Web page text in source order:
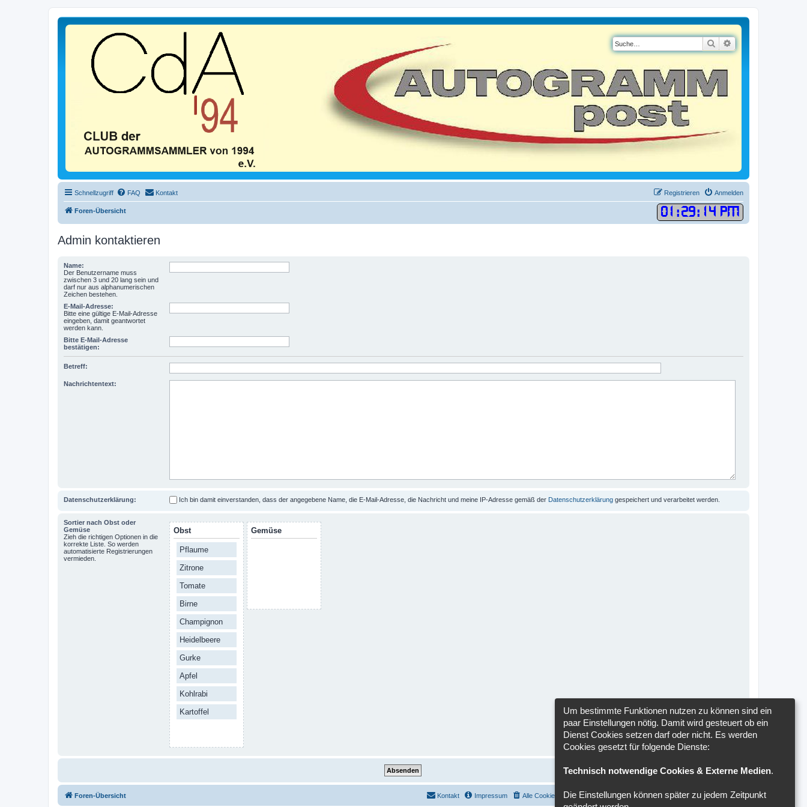
Suche
Schnellzugriff FAQ Kontakt Anmelden
Registrieren
Foren-Übersicht 01 :29: 14 PM
Admin kontaktieren
Name:
Der Benutzername muss
zwischen 3 und 20 lang sein und
darf nur aus alphanumerischen
Zeichen bestehen.
E-Mail-Adresse:
Bitte eine gültige E-Mail-Adresse
eingeben, damit geantwortet
werden kann.
Bitte E-Mail-Adresse
bestätigen:
Betreff:
Nachrichtentext:
Datenschutzerklärung: Ich bin damit einverstanden, dass der angegebene Name, die E-Mail-Adresse, die Nachricht und meine IP-Adresse gemäß der Datenschutzerklärung gespeichert und verarbeitet werden.
Sortier nach Obst oder
Gemüse
Zieh die richtigen Optionen in die
korrekte Liste. So werden
automatisierte Registrierungen
vermieden.
Obst
Pflaume
Zitrone
Tomate
Birne
Champignon
Heidelbeere
Gurke
Apfel
Kohlrabi
Kartoffel
Gemüse
Foren-Übersicht Alle Zeiten sindUTC+02:00
Cookie-Einstellungen
Alle Cookies löschen
Impressum
Kontakt
Um bestimmte Funktionen nutzen zu können sind ein
paar Einstellungen nötig. Damit wird gesteuert ob ein
Dienst Cookies setzen darf oder nicht. Es werden
Cookies gesetzt für folgende Dienste:
Technisch notwendige Cookies & Externe Medien.
Die Einstellungen können später zu jedem Zeitpunkt